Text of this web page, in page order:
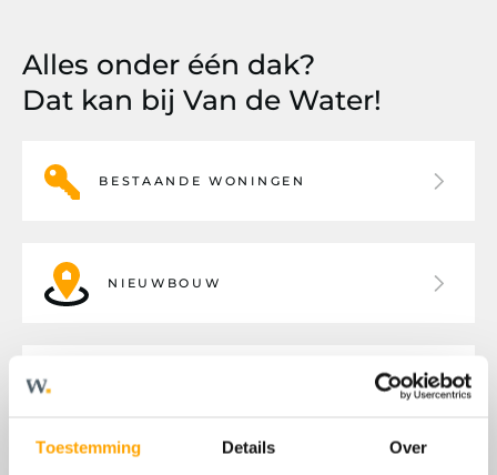
Toestemming Details Over
Alles onder één dak?
Dat kan bij Van de Water!
BESTAANDE WONINGEN
NIEUWBOUW